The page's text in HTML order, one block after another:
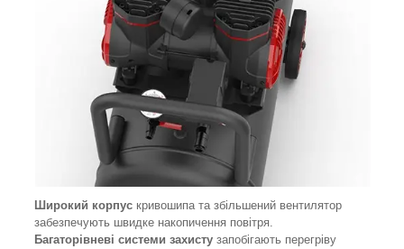
Широкий корпус кривошипа та збільшений вентилятор
забезпечують швидке накопичення повітря.
Багаторівневі системи захисту запобігають перегріву